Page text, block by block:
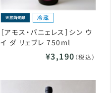
［アモス・バニェレス］シン ウ
イ ダ リェブレ 750ml
¥3,190 （税込）